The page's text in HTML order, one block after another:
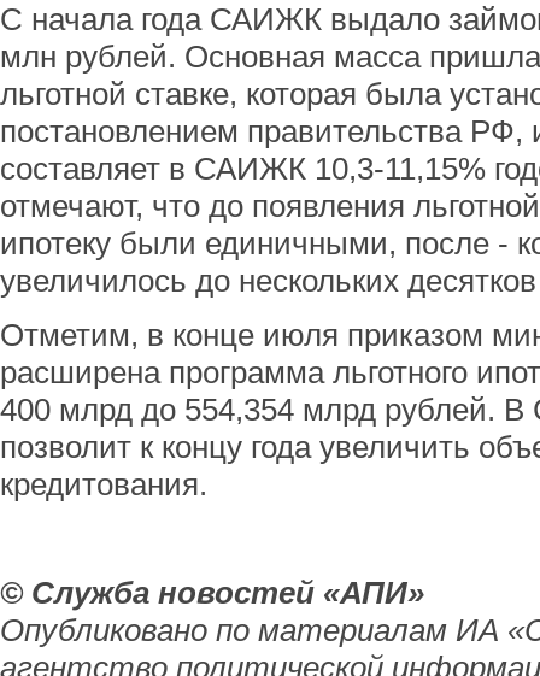
С начала года САИЖК выдало
млн рублей. Основная масса
льготной ставке, которая была
постановлением правительства
составляет в САИЖК 10,3-11,15%
отмечают, что до появления
ипотеку были единичными, после -
увеличилось до нескольких
Отметим, в конце июля приказом
расширена программа льготного
400 млрд до 554,354 млрд рублей.
позволит к концу года увеличить
кредитования.
© Служба новостей «АПИ»
Опубликовано по материалам ИА
агентство политической